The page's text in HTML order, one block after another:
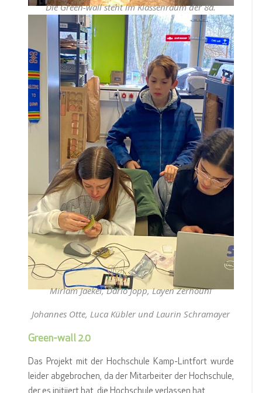
Die Green-wall steht im Klassenraum der 8a.
Miriam Jaekel, Dario Jopp, Layen Zerhouni
Johannes Otte, Luca Kübler und Laurin Schramayer
Green-wall 2.0
Das Projekt mit der Hochschule Kamp-Lintfort wurde
leider abgebrochen, da der Mitarbeiter der Hochschule,